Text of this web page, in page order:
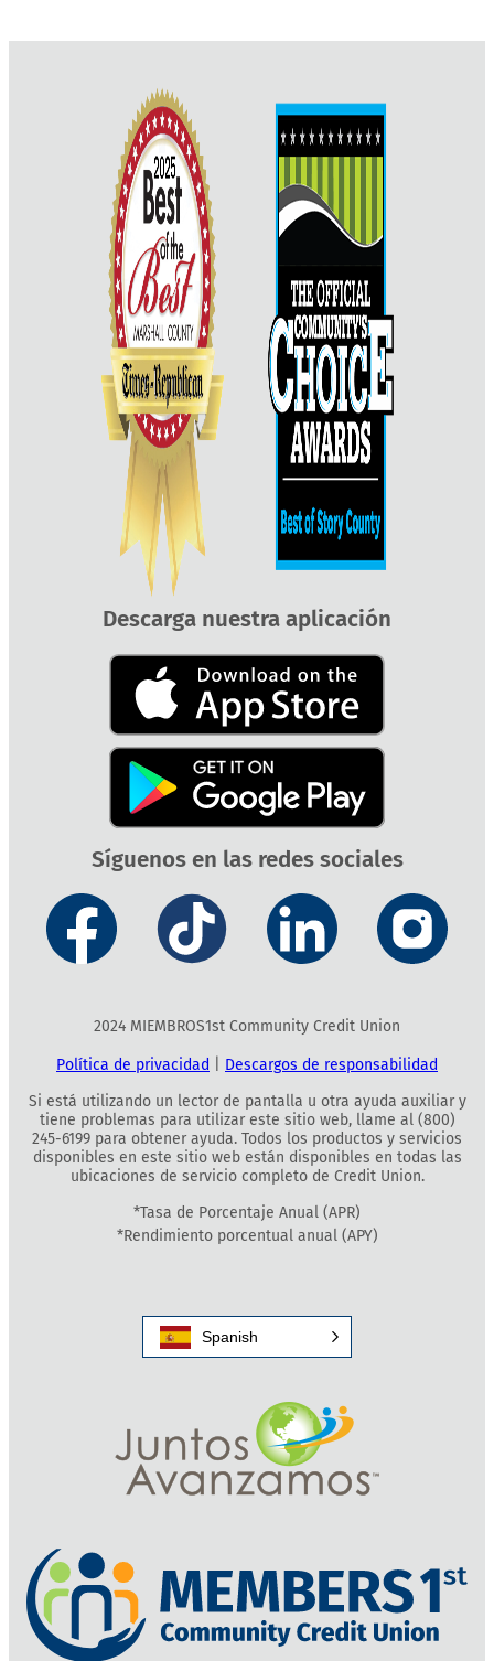
Descarga nuestra aplicación
Síguenos en las redes sociales
2024 MIEMBROS1st Community Credit Union
Política de privacidad
Descargos de responsabilidad
Si está utilizando un lector de pantalla u otra ayuda auxiliar y
tiene problemas para utilizar este sitio web, llame al (800)
245-6199 para obtener ayuda. Todos los productos y servicios
disponibles en este sitio web están disponibles en todas las
ubicaciones de servicio completo de Credit Union.
*Tasa de Porcentaje Anual (APR)
*Rendimiento porcentual anual (APY)
Spanish